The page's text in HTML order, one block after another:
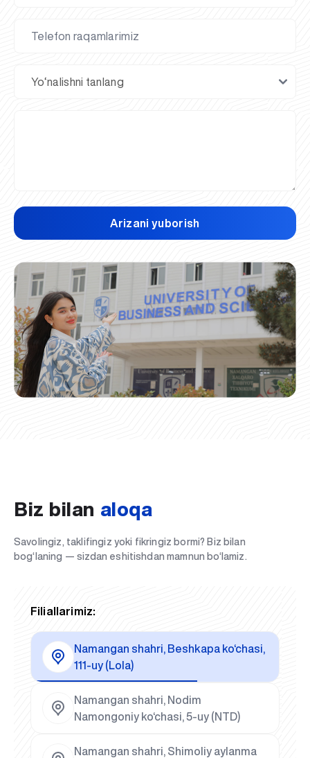
Arizani yuborish
Biz bilan aloqa
Savolingiz, taklifingiz yoki fikringiz bormi? Biz bilan
bog‘laning — sizdan eshitishdan mamnun bo‘lamiz.
Filiallarimiz:
Namangan shahri, Beshkapa ko‘chasi,
111-uy (Lola)
Namangan shahri, Nodim
Namongoniy ko‘chasi, 5-uy (NTD)
Namangan shahri, Shimoliy aylanma